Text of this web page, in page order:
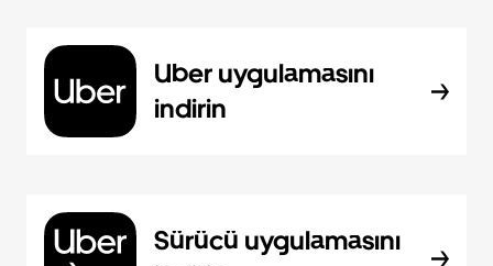
Uber uygulamasını
indirin
Sürücü uygulamasını